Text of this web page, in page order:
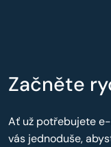
Začněte
Ať už potřebujete
vás jednoduše,